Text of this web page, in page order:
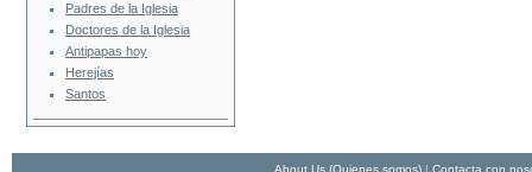
Padres de la Iglesia
Doctores de la Iglesia
Antipapas hoy
Herejías
Santos
About Us (Quienes somos) | Contacta con